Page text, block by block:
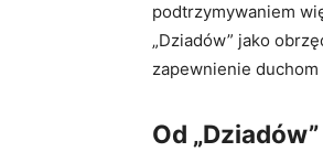
podtrzymywaniem
„Dziadów” jako
zapewnienie duchom
Od